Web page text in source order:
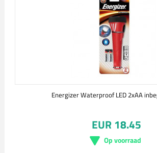
Energizer Waterproof LED 2xAA
EUR 18.45
Op voorraad